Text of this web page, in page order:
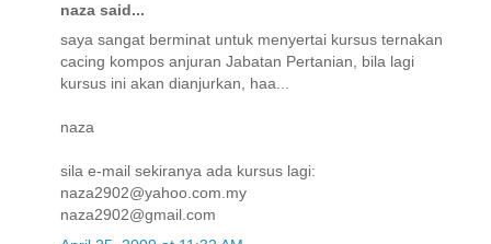
naza said...
saya sangat berminat untuk menyertai kursus ternakan
cacing kompos anjuran Jabatan Pertanian, bila lagi
kursus ini akan dianjurkan, haa...
naza
sila e-mail sekiranya ada kursus lagi:
naza2902@yahoo.com.my
naza2902@gmail.com